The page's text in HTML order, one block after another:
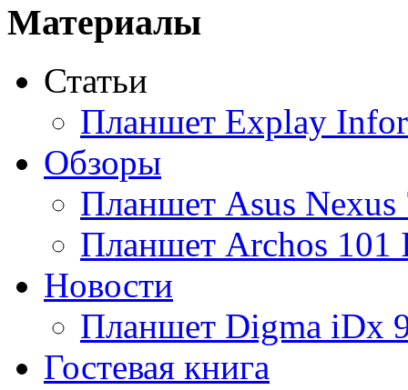
Acme
Ainol(9)
Altinet
Amazon
Amber
Ampe(1)
Apache
Apple(28)
Apriori
Материалы
Статьи
Планшет Explay
Обзоры
Планшет Asus Nexus
Планшет Archos 101
Новости
Планшет Digma iDx
Гостевая книга